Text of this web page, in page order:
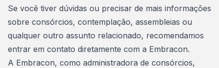
Se você tiver dúvidas ou precisar de mais informações
sobre consórcios, contemplação, assembleias ou
qualquer outro assunto relacionado, recomendamos
entrar em contato diretamente com a Embracon.
A Embracon, como administradora de consórcios,